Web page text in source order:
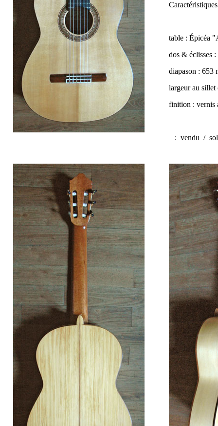
table : Épicéa
dos & éclisses
diapason : 653
largeur au sillet
finition : vernis
: vendu /